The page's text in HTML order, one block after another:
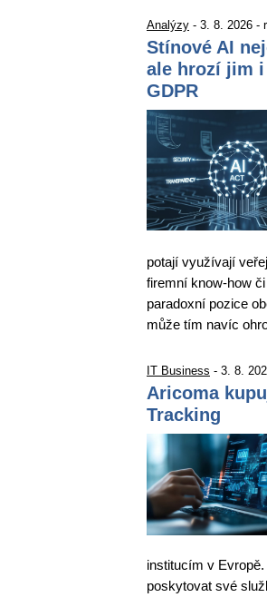
Analýzy - 3. 8. 2026 -
Stínové AI
ale hrozí jim
GDPR
potají využívají
firemní know-how
paradoxní pozice
může tím navíc
IT Business - 3. 8.
Aricoma
Tracking
institucím v
poskytovat své